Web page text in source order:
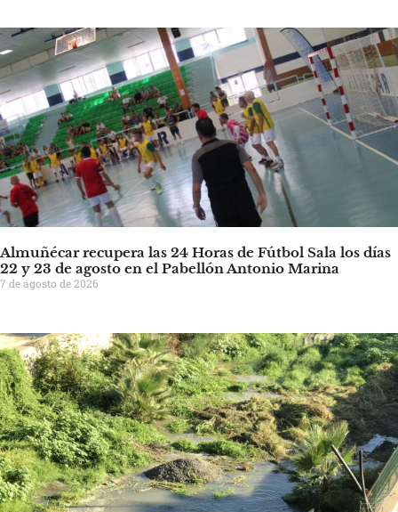
Almuñécar recupera las 24 Horas de Fútbol Sala los días
22 y 23 de agosto en el Pabellón Antonio Marina
7 de agosto de 2026